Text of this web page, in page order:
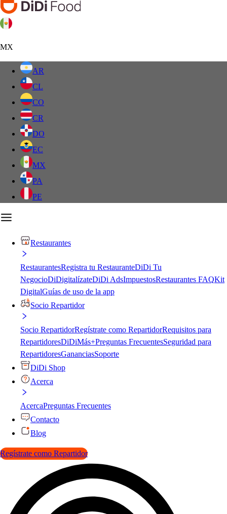
MX
AR
CL
CO
CR
DO
EC
MX
PA
PE
Restaurantes
RestaurantesRegistra tu RestauranteDiDi Tu
NegocioDiDigitalízateDiDi AdsImpuestosRestaurantes FAQKit
DigitalGuías de uso de la app
Socio Repartidor
Socio RepartidorRegístrate como RepartidorRequisitos para
RepartidoresDiDiMás+Preguntas FrecuentesSeguridad para
RepartidoresGananciasSoporte
DiDi Shop
Acerca
AcercaPreguntas Frecuentes
Contacto
Blog
Regístrate como Repartidor